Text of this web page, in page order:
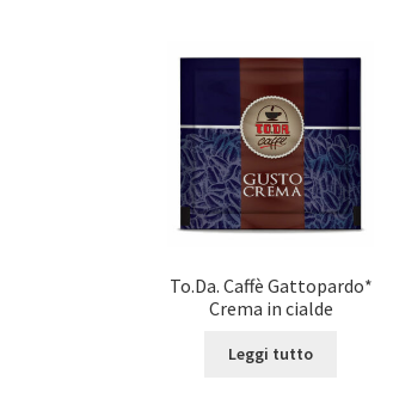
To.Da. Caffè Gattopardo*
Crema in cialde
Leggi tutto